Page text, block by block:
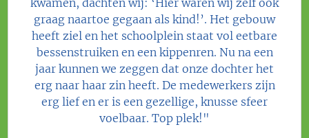
kwamen, dachten wij: ‘Hier waren wij zelf ook
graag naartoe gegaan als kind!’. Het gebouw
heeft ziel en het schoolplein staat vol eetbare
bessenstruiken en een kippenren. Nu na een
jaar kunnen we zeggen dat onze dochter het
erg naar haar zin heeft. De medewerkers zijn
erg lief en er is een gezellige, knusse sfeer
voelbaar. Top plek!"